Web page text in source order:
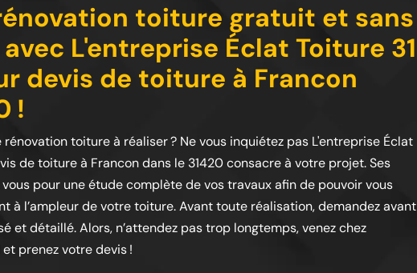
toiture gratuit et sans
L'entreprise Éclat Toiture 31
devis de toiture à Francon
!
rénovation toiture à réaliser ? Ne vous inquiétez pas L'entreprise Éclat
de toiture à Francon dans le 31420 consacre à votre projet. Ses
pour une étude complète de vos travaux afin de pouvoir vous
à l’ampleur de votre toiture. Avant toute réalisation, demandez avant
et détaillé. Alors, n’attendez pas trop longtemps, venez chez
prenez votre devis !